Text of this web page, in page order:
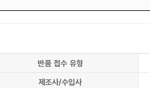
반품 접수 유형
제조사/수입사